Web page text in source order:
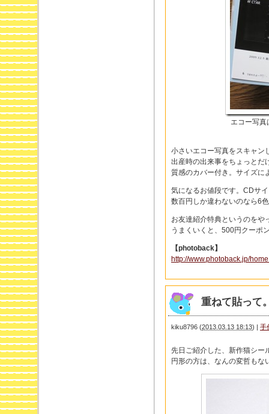
エコー写
小さいエコー写真をスキャン
出産時の出来事をちょっとだ
質感のカバー付き。サイズに
気になるお値段です。CDサ
数百円しか違わないのなら6
お友達紹介特典というのをや
うまくいくと、500円クーポ
【photoback】
http://www.photoback.jp/
重ねて貼って
kiku8796 (2013.03.13 18:13) | 手
先日ご紹介した、新作猫シー
円形の方は、なんの変哲も